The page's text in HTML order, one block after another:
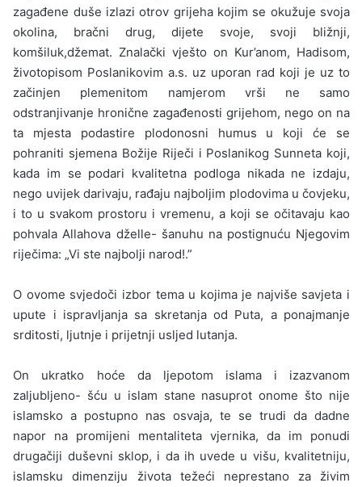
zagađene duše izlazi otrov grijeha kojim se okužuje svoja
okolina, bračni drug, dijete svoje, svoji bližnji,
komšiluk,džemat. Znalački vješto on Kur’anom, Hadisom,
životopisom Poslanikovim a.s. uz uporan rad koji je uz to
začinjen plemenitom namjerom vrši ne samo
odstranjivanje hronične zagađenosti grije­hom, nego on na
ta mjesta podastire plodonosni humus u koji će se
pohraniti sjemena Božije Riječi i Poslanikog Sunneta koji,
kada im se podari kvalitetna podloga nikada ne izdaju,
nego uvijek da­rivaju, rađaju najboljim plodovima u čovjeku,
i to u svakom pro­storu i vremenu, a koji se očitavaju kao
pohvala Allahova dželle- šanuhu na postignuću Njegovim
riječima: „Vi ste najbolji narod!.”
O ovome svjedoči izbor tema u kojima je najviše savjeta i
upute i ispravljanja sa skretanja od Puta, a ponajmanje
srditosti, ljutnje i prijetnji usljed lutanja.
On ukratko hoće da ljepotom islama i izazvanom
zaljubljeno- šću u islam stane nasuprot onome što nije
islamsko a postupno nas osvaja, te se trudi da dadne
napor na promijeni mentaliteta vjernika, da im ponudi
drugačiji duševni sklop, i da ih uvede u višu, kvalitetniju,
islamsku dimenziju života težeći neprestano za živim